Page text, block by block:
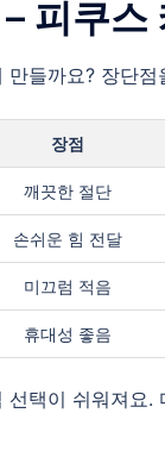
피쿠스
만들까요? 장단
장점
깨끗한 절단
손쉬운 힘 전달
미끄럼 적음
휴대성 좋음
선택이 쉬워져요.